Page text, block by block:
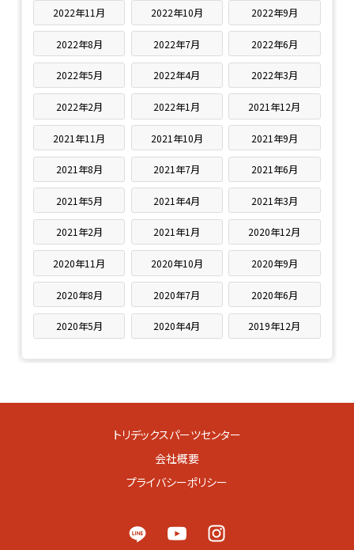
2022年11月 2022年10月 2022年9月
2022年8月 2022年7月 2022年6月
2022年5月 2022年4月 2022年3月
2022年2月 2022年1月 2021年12月
2021年11月 2021年10月 2021年9月
2021年8月 2021年7月 2021年6月
2021年5月 2021年4月 2021年3月
2021年2月 2021年1月 2020年12月
2020年11月 2020年10月 2020年9月
2020年8月 2020年7月 2020年6月
2020年5月 2020年4月 2019年12月
トリデックスパーツセンター
会社概要
プライバシーポリシー